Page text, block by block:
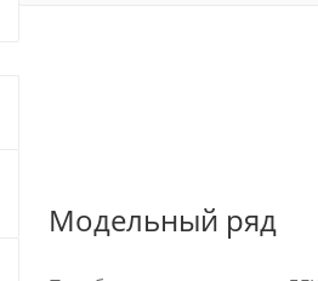
Модельный ряд